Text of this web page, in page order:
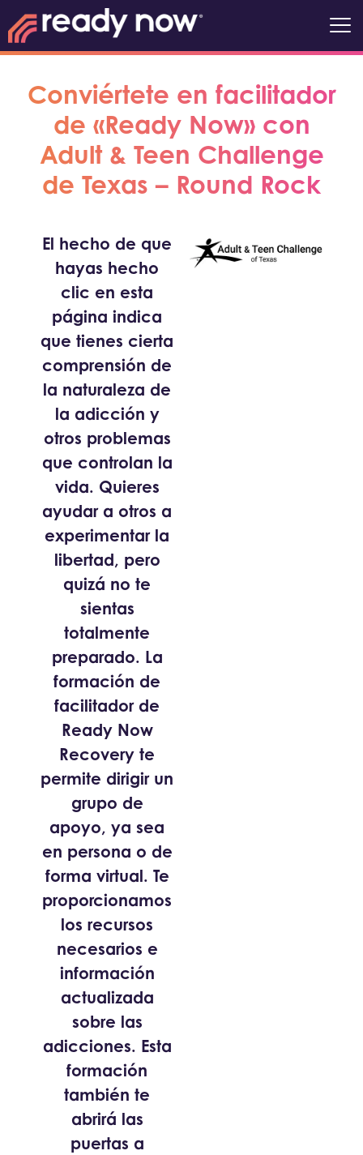
Conviértete en facilitador
de «Ready Now» con
Adult & Teen Challenge
de Texas – Round Rock
El hecho de que
hayas hecho
clic en esta
página indica
que tienes cierta
comprensión de
la naturaleza de
la adicción y
otros problemas
que controlan la
vida. Quieres
ayudar a otros a
experimentar la
libertad, pero
quizá no te
sientas
totalmente
preparado. La
formación de
facilitador de
Ready Now
Recovery te
permite dirigir un
grupo de
apoyo, ya sea
en persona o de
forma virtual. Te
proporcionamos
los recursos
necesarios e
información
actualizada
sobre las
adicciones. Esta
formación
también te
abrirá las
puertas a